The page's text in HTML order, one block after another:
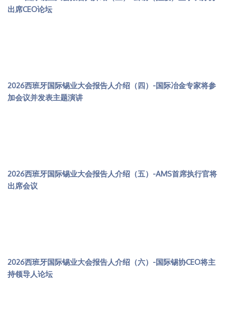
出席CEO论坛
2026西班牙国际锡业大会报告人介绍（四）-国际冶金专家将参
加会议并发表主题演讲
2026西班牙国际锡业大会报告人介绍（五）-AMS首席执行官将
出席会议
2026西班牙国际锡业大会报告人介绍（六）-国际锡协CEO将主
持领导人论坛